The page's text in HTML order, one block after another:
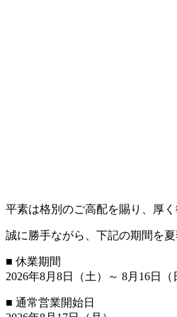
平素は格別のご高配を賜り、厚く
誠に勝手ながら、下記の期間を
■ 休業期間
2026年8月8日（土）～ 8月16日（
■ 通常営業開始日